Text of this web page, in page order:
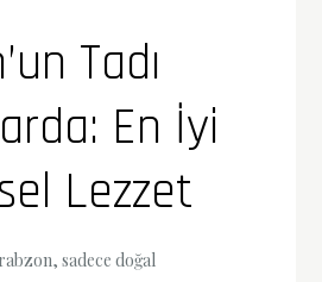
Tadı
En İyi
Lezzet
sadece doğal